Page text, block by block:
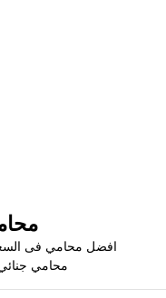
افضل محامي فى
محامي جنائي